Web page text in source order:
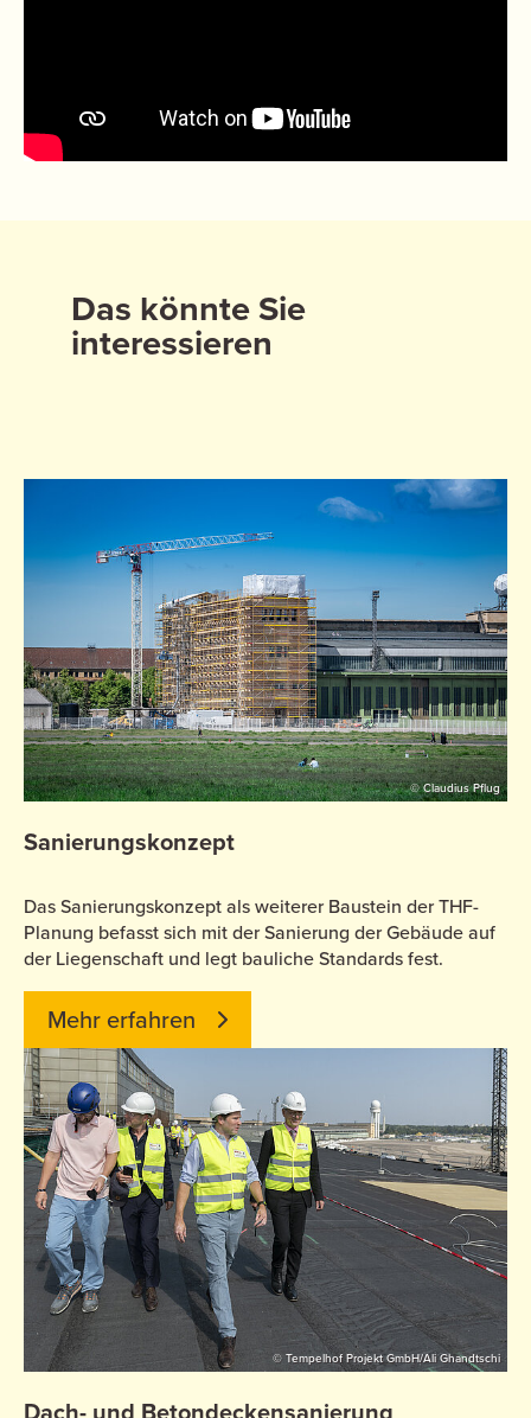
Das könnte Sie
interessieren
© Claudius Pflug
Sanierungskonzept
Das Sanierungskonzept als weiterer Baustein der THF-
Planung befasst sich mit der Sanierung der Gebäude auf
der Liegenschaft und legt bauliche Standards fest.
Mehr erfahren
© Tempelhof Projekt GmbH/Ali Ghandtschi